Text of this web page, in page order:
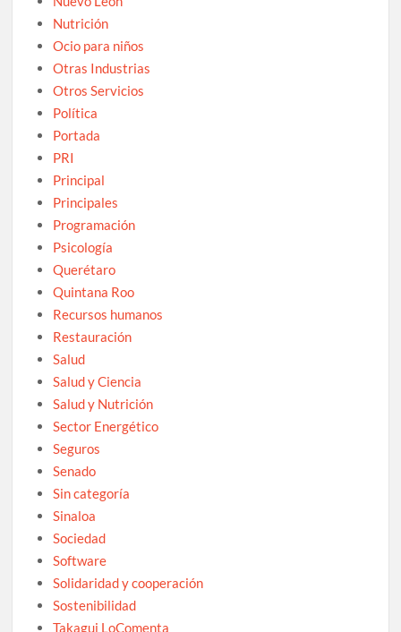
Nutrición
Ocio para niños
Otras Industrias
Otros Servicios
Política
Portada
PRI
Principal
Principales
Programación
Psicología
Querétaro
Quintana Roo
Recursos humanos
Restauración
Salud
Salud y Ciencia
Salud y Nutrición
Sector Energético
Seguros
Senado
Sin categoría
Sinaloa
Sociedad
Software
Solidaridad y cooperación
Sostenibilidad
Takagui LoComenta